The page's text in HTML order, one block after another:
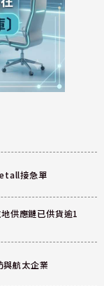
接急單
供應鏈已供貨逾1
與航太企業